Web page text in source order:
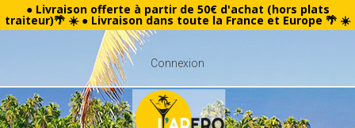
● Livraison offerte à partir de 50€ d'achat (hors plats
traiteur)🌴 ☀️ ● Livraison dans toute la France et Europe 🌴 ☀️
Connexion